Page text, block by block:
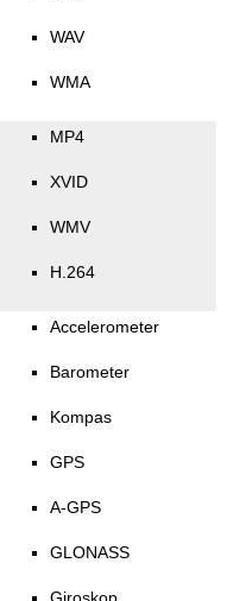
WAV
WMA
MP4
XVID
WMV
H.264
Accelerometer
Barometer
Kompas
GPS
A-GPS
GLONASS